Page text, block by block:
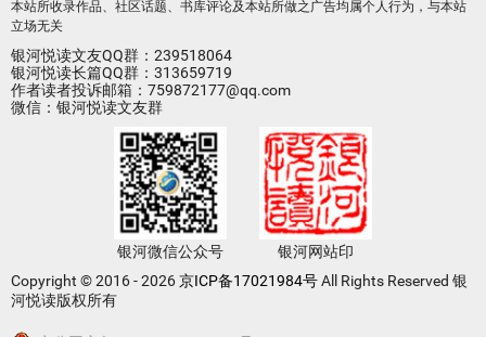
本站所收录作品、社区话题、书库评论及本站所做之广告均属个人行为，与本站
立场无关
银河悦读文友QQ群：239518064
银河悦读长篇QQ群：313659719
作者读者投诉邮箱：759872177@qq.com
微信：银河悦读文友群
银河微信公众号
银河网站印
Copyright © 2016 - 2026京ICP备17021984号All Rights Reserved 银
河悦读版权所有